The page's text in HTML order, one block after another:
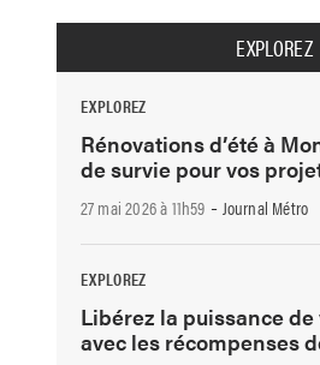
EXPLOREZ
EXPLOREZ
Rénovations d’été à
de survie pour vos
27 mai 2026 à 11h59 -Journal Métro
EXPLOREZ
Libérez la puissance
avec les récompenses